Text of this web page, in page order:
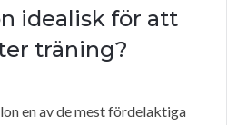
idealisk för att
träning?
en av de mest fördelaktiga